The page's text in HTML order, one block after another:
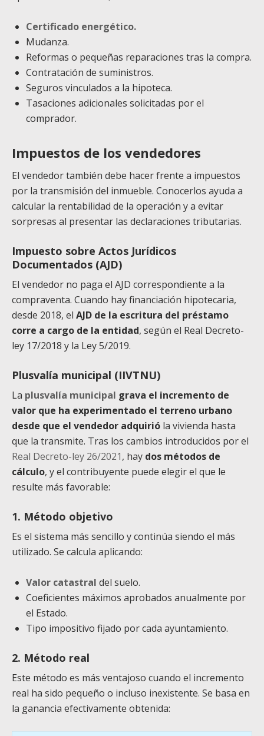
Certificado energético.
Mudanza.
Reformas o pequeñas reparaciones tras la compra.
Contratación de suministros.
Seguros vinculados a la hipoteca.
Tasaciones adicionales solicitadas por el
comprador.
Impuestos de los vendedores
El vendedor también debe hacer frente a impuestos
por la transmisión del inmueble. Conocerlos ayuda a
calcular la rentabilidad de la operación y a evitar
sorpresas al presentar las declaraciones tributarias.
Impuesto sobre Actos Jurídicos
Documentados (AJD)
El vendedor no paga el AJD correspondiente a la
compraventa. Cuando hay financiación hipotecaria,
desde 2018, el AJD de la escritura del préstamo
corre a cargo de la entidad, según el Real Decreto-
ley 17/2018 y la Ley 5/2019.
Plusvalía municipal (IIVTNU)
La plusvalía municipal grava el incremento de
valor que ha experimentado el terreno urbano
desde que el vendedor adquirió la vivienda hasta
que la transmite. Tras los cambios introducidos por el
Real Decreto-ley 26/2021, hay dos métodos de
cálculo, y el contribuyente puede elegir el que le
resulte más favorable:
1. Método objetivo
Es el sistema más sencillo y continúa siendo el más
utilizado. Se calcula aplicando:
Valor catastral del suelo.
Coeficientes máximos aprobados anualmente por
el Estado.
Tipo impositivo fijado por cada ayuntamiento.
2. Método real
Este método es más ventajoso cuando el incremento
real ha sido pequeño o incluso inexistente. Se basa en
la ganancia efectivamente obtenida: